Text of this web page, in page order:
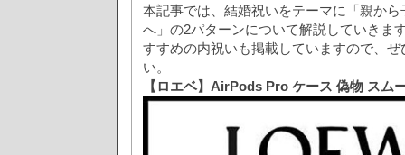
本記事では、結婚祝いをテーマに「親か
へ」の2パターンについて解説していきま
すすめの内祝いも掲載していますので、
い。
【ロエベ】AirPods Pro ケース 偽物 スム